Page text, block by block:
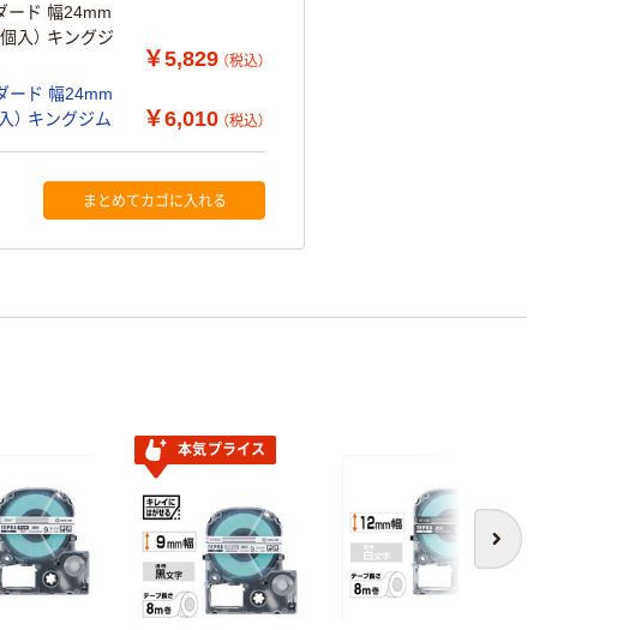
ード 幅24mm
入） キングジ
￥5,829 （税込）
ード 幅24mm
） キングジム
￥6,010 （税込）
まとめてカゴに入れる
次へ
本気プライス